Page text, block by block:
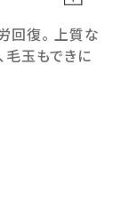
回復。 上質な
毛玉もできに